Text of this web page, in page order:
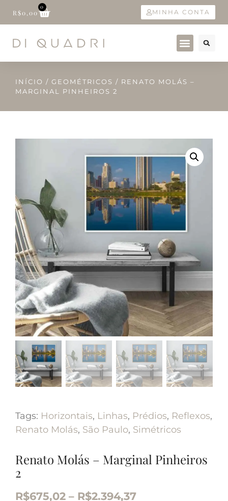
R$0,00
0
MINHA CONTA
INÍCIO / GEOMÉTRICOS / RENATO MOLÁS –
MARGINAL PINHEIROS 2
Tags: Horizontais, Linhas, Prédios, Reflexos,
Renato Molás, São Paulo, Simétricos
Renato Molás – Marginal Pinheiros
2
R$675,02 – R$2.394,37